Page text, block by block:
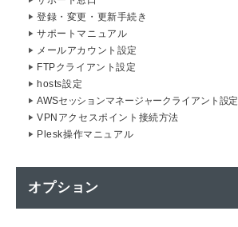
登録・変更・更新手続き
サポートマニュアル
メールアカウント設定
FTPクライアント設定
hosts設定
AWSセッションマネージャークライアント設定
VPNアクセスポイント接続方法
Plesk操作マニュアル
オプション